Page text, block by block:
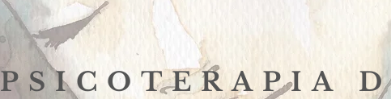
PSICOTERAPIA